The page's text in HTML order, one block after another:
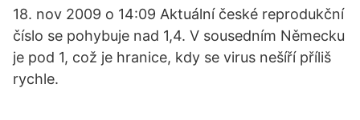
18. nov 2009 o 14:09 Aktuální české reprodukční
číslo se pohybuje nad 1,4. V sousedním Německu
je pod 1, což je hranice, kdy se virus nešíří příliš
rychle.